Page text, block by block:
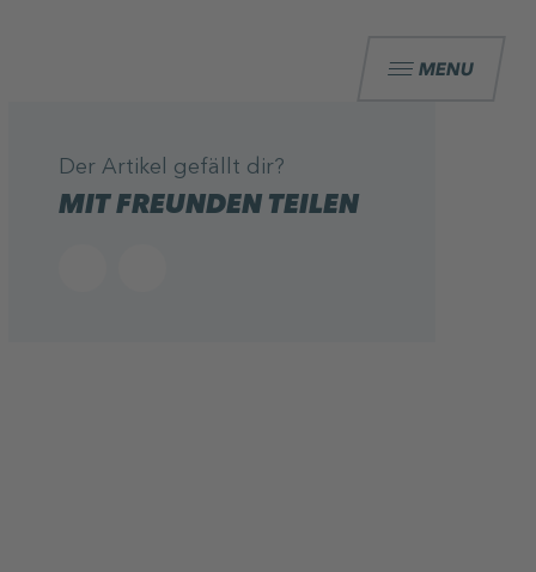
MENU
Der Artikel gefällt dir?
MIT FREUNDEN TEILEN